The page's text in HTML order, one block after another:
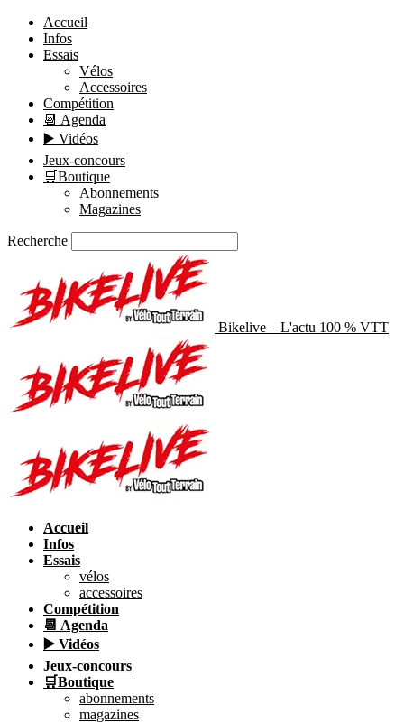
Accueil
Infos
Essais
Vélos
Accessoires
Compétition
📆 Agenda
▶️ Vidéos
Jeux-concours
🛒Boutique
Abonnements
Magazines
Recherche
Bikelive – L'actu 100 % VTT
Accueil
Infos
Essais
vélos
accessoires
Compétition
📆 Agenda
▶️ Vidéos
Jeux-concours
🛒Boutique
abonnements
magazines